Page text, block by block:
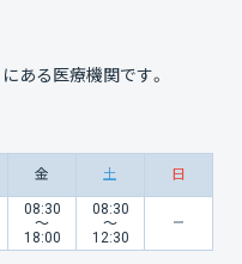
にある医療機関です。
金 土 日
08:30
〜
18:00
08:30
〜
12:30